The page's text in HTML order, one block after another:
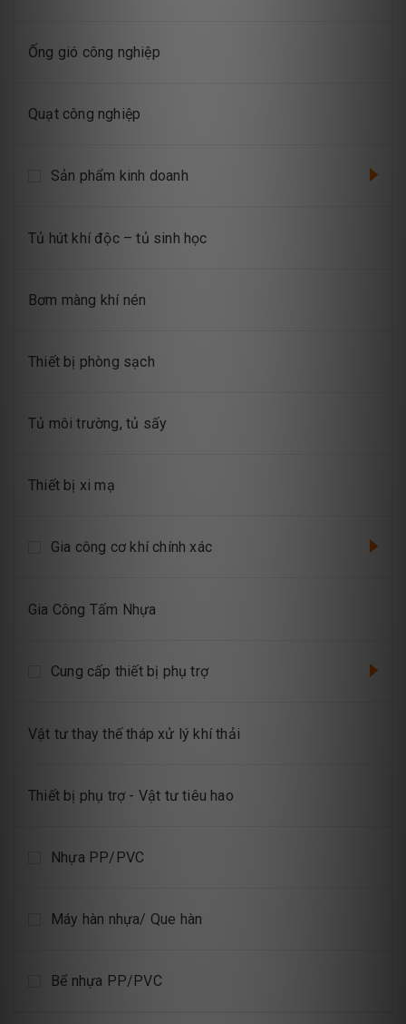
Ống gió công nghiệp
Quạt công nghiệp
Sản phẩm kinh doanh
Tủ hút khí độc – tủ sinh học
Bơm màng khí nén
Thiết bị phòng sạch
Tủ môi trường, tủ sấy
Thiết bị xi mạ
Gia công cơ khí chính xác
Gia Công Tấm Nhựa
Cung cấp thiết bị phụ trợ
Vật tư thay thế tháp xử lý khí thải
Thiết bị phụ trợ - Vật tư tiêu hao
Nhựa PP/PVC
Máy hàn nhựa/ Que hàn
Bể nhựa PP/PVC